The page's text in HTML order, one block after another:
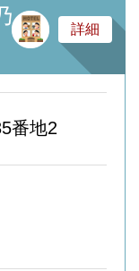
サ
詳細
番地2